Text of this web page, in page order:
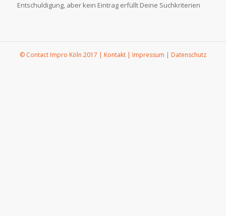
Entschuldigung, aber kein Eintrag erfüllt Deine Suchkriterien
© Contact Impro Köln 2017 | Kontakt| Impressum | Datenschutz